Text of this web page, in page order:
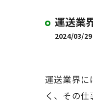
運送業
2024/03/29
運送業界に
く、その